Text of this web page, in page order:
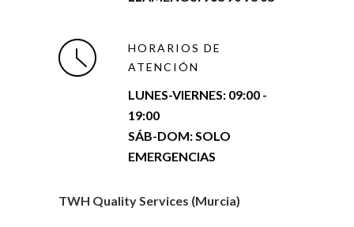
HORARIOS DE
ATENCIÓN
LUNES-VIERNES: 09:00 -
19:00
SÁB-DOM: SOLO
EMERGENCIAS
TWH Quality Services (Murcia)